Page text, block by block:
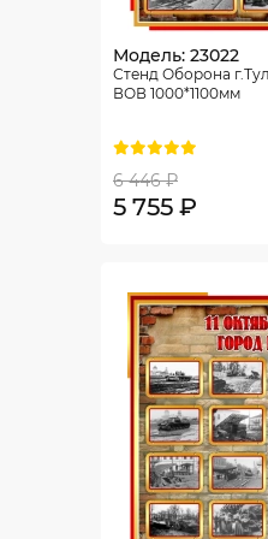
Модель: 23022
Стенд Оборона
ВОВ 1000*1100мм
6 446 ₽
5 755 ₽